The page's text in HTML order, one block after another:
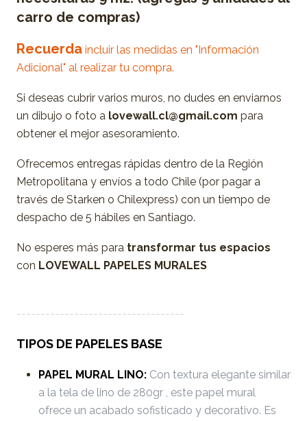
carro de compras)
Recuerda incluir las medidas en "Información
Adicional" al realizar tu compra.
Si deseas cubrir varios muros, no dudes en enviarnos
un dibujo o foto a lovewall.cl@gmail.com para
obtener el mejor asesoramiento.
Ofrecemos entregas rápidas dentro de la Región
Metropolitana y envíos a todo Chile (por pagar a
través de Starken o Chilexpress) con un tiempo de
despacho de 5 hábiles en Santiago.
No esperes más para transformar tus espacios
con LOVEWALL PAPELES MURALES
-----------------------------------
TIPOS DE PAPELES BASE
PAPEL MURAL LINO: Con textura elegante similar
a la tela de lino de 280gr , este papel mural
ofrece un acabado sofisticado y decorativo. Es